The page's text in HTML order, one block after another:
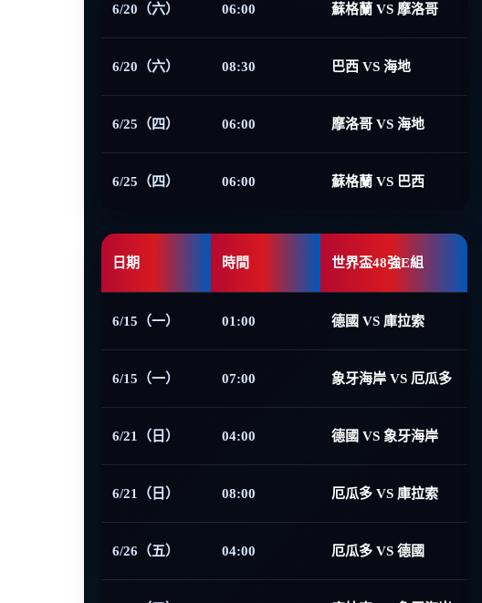
6/20（六） 06:00 蘇格蘭 VS 摩洛哥
6/20（六） 08:30 巴西 VS 海地
6/25（四） 06:00 摩洛哥 VS 海地
6/25（四） 06:00 蘇格蘭 VS 巴西
日期 時間 世界盃48強E組
6/15（一） 01:00 德國 VS 庫拉索
6/15（一） 07:00 象牙海岸 VS 厄瓜多
6/21（日） 04:00 德國 VS 象牙海岸
6/21（日） 08:00 厄瓜多 VS 庫拉索
6/26（五） 04:00 厄瓜多 VS 德國